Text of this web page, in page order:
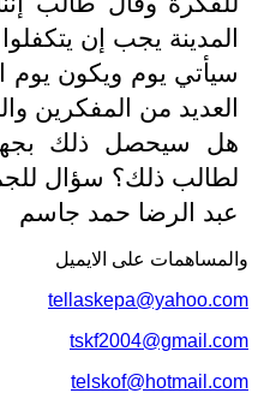
المدينة يجب إن
سيأتي يوم ويكون يوم
العديد من المفكرين
هل سيحصل ذلك
لطالب ذلك؟ سؤال
عبد الرضا حمد جاسم
والمساهمات علی الایمیل
tellaskepa@yahoo.com
tskf2004@gmail.com
telskof@hotmail.com